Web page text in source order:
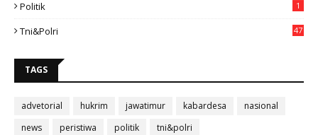
Politik 1
Tni&polri 47
TAGS
advetorial hukrim jawatimur kabardesa
nasional
news
peristiwa politik tni&polri